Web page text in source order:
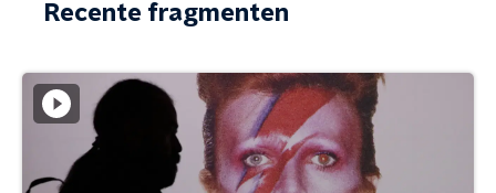
Recente fragmenten